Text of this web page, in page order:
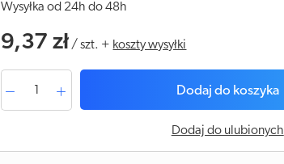
Wysyłka od 24h do 48h
9,37 zł /szt. + koszty wysyłki
Dodaj do koszyka
Dodaj do ulubionych